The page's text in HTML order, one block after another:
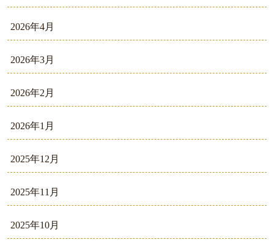
2026年4月
2026年3月
2026年2月
2026年1月
2025年12月
2025年11月
2025年10月